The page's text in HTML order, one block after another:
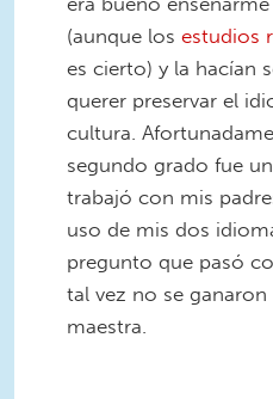
(aunque los estudios
es cierto) y la hacían
querer preservar el
cultura.
segundo grado fue
trabajó con mis
uso de mis dos
pregunto que pasó
tal vez no se
maestra.